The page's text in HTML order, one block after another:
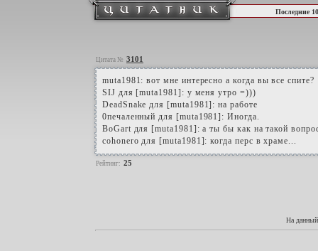
Последние
Цитата № 3101
muta1981: вот мне интересно а когда вы все спите?
SIJ для [muta1981]: у меня утро =)))
DeadSnake для [muta1981]: на работе
0печаленный для [muta1981]: Иногда.
BoGart для [muta1981]: а ты бы как на такой
cohonero для [muta1981]: когда перс в храме...
Рейтинг: 25
На